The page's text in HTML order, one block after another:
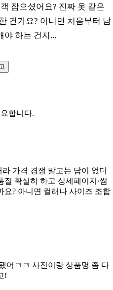
잡으셨어요? 진짜 옷 같은
건가요? 아니면 처음부터 남
야 하는 건지...
합니다.
가격 경쟁 말고는 답이 없더
확실히 하고 상세페이지·썸
요? 아니면 컬러나 사이즈 조합
어ㅋㅋ 사진이랑 상품명 좀 다
!